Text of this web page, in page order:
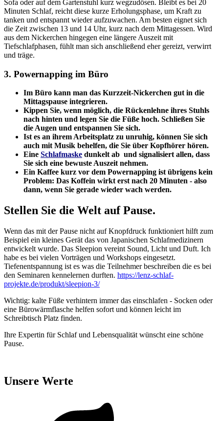
Sofa oder auf dem Gartenstuhl kurz wegzudösen. Bleibt es bei 20
Minuten Schlaf, reicht diese kurze Erholungsphase, um Kraft zu
tanken und entspannt wieder aufzuwachen. Am besten eignet sich
die Zeit zwischen 13 und 14 Uhr, kurz nach dem Mittagessen. Wird
aus dem Nickerchen hingegen eine längere Auszeit mit
Tiefschlafphasen, fühlt man sich anschließend eher gereizt, verwirrt
und träge.
3. Powernapping im Büro
Im Büro kann man das Kurzzeit-Nickerchen gut in die
Mittagspause integrieren.
Kippen Sie, wenn möglich, die Rückenlehne ihres Stuhls
nach hinten und legen Sie die Füße hoch. Schließen Sie
die Augen und entspannen Sie sich.
Ist es an ihrem Arbeitsplatz zu unruhig, können Sie sich
auch mit Musik behelfen, die Sie über Kopfhörer hören.
Eine Schlafmaske dunkelt ab und signalisiert allen, dass
Sie sich eine bewuste Auszeit nehmen.
Ein Kaffee kurz vor dem Powernapping ist übrigens kein
Problem: Das Koffein wirkt erst nach 20 Minuten - also
dann, wenn Sie gerade wieder wach werden.
Stellen Sie die Welt auf Pause.
Wenn das mit der Pause nicht auf Knopfdruck funktioniert hilft zum
Beispiel ein kleines Gerät das von Japanischen Schlafmedizinern
entwickelt wurde. Das Sleepion vereint Sound, Licht und Duft. Ich
habe es bei vielen Vorträgen und Workshops eingesetzt.
Tiefenentspannung ist es was die Teilnehmer beschreiben die es bei
den Seminaren kennelernen durften. https://lenz-schlaf-
projekte.de/produkt/sleepion-3/
Wichtig: kalte Füße verhintern immer das einschlafen - Socken oder
eine Bürowärmflasche helfen sofort und können leicht im
Schreibtisch Platz finden.
Ihre Expertin für Schlaf und Lebensqualität wünscht eine schöne
Pause.
Unsere Werte